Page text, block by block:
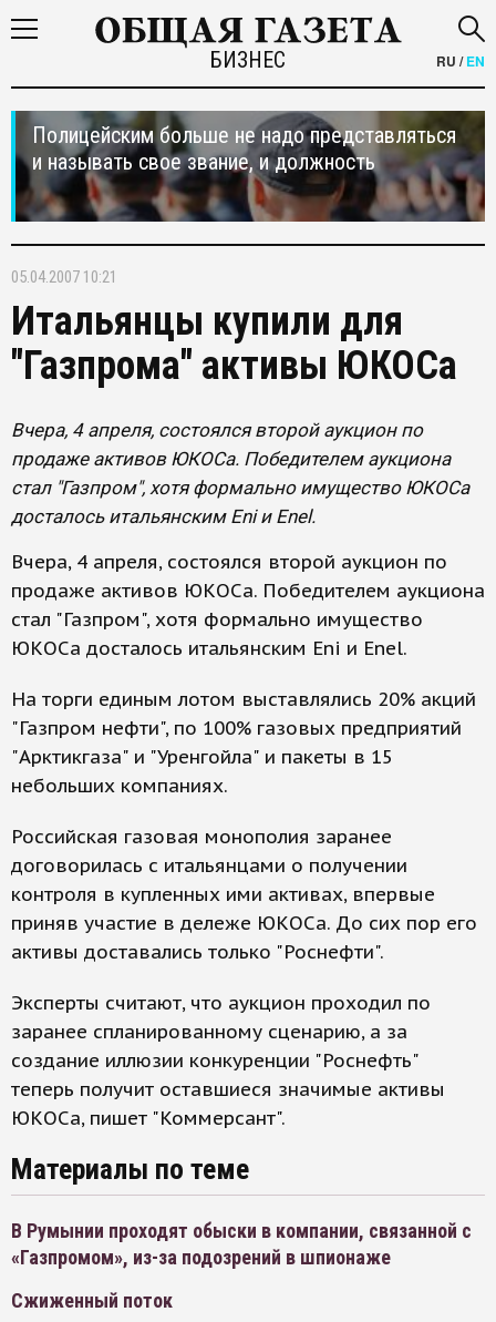
БИЗНЕС RU /EN
Полицейским больше не надо представляться
и называть свое звание, и должность
05.04.2007 10:21
Итальянцы купили для
"Газпрома" активы ЮКОСа
Вчера, 4 апреля, состоялся второй аукцион по
продаже активов ЮКОСа. Победителем аукциона
стал "Газпром", хотя формально имущество ЮКОСа
досталось итальянским Eni и Enel.
Вчера, 4 апреля, состоялся второй аукцион по
продаже активов ЮКОСа. Победителем аукциона
стал "Газпром", хотя формально имущество
ЮКОСа досталось итальянским Eni и Enel.
На торги единым лотом выставлялись 20% акций
"Газпром нефти", по 100% газовых предприятий
"Арктикгаза" и "Уренгойла" и пакеты в 15
небольших компаниях.
Российская газовая монополия заранее
договорилась с итальянцами о получении
контроля в купленных ими активах, впервые
приняв участие в дележе ЮКОСа. До сих пор его
активы доставались только "Роснефти".
Эксперты считают, что аукцион проходил по
заранее спланированному сценарию, а за
создание иллюзии конкуренции "Роснефть"
теперь получит оставшиеся значимые активы
ЮКОСа, пишет "Коммерсант".
Материалы по теме
В Румынии проходят обыски в компании, связанной с
«Газпромом», из-за подозрений в шпионаже
Сжиженный поток